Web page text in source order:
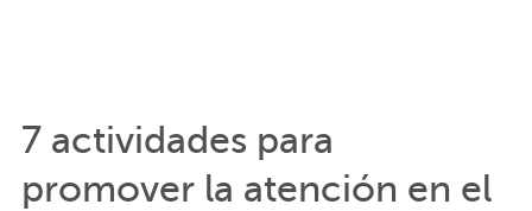
7 actividades para
promover la atención en el